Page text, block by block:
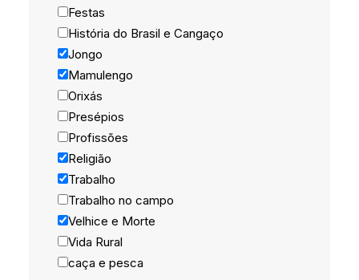
Festas
História do Brasil e Cangaço
Jongo
Mamulengo
Orixás
Presépios
Profissões
Religião
Trabalho
Trabalho no campo
Velhice e Morte
Vida Rural
caça e pesca